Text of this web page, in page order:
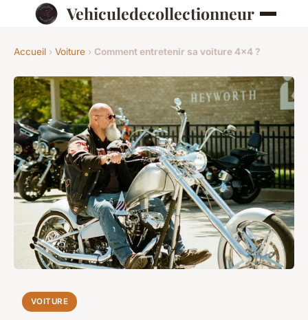
Vehiculedecollectionneur
Accueil › Voiture › Comment entretenir sa voiture 4×4 ?
VOITURE